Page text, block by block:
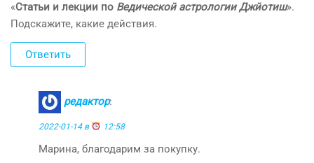
«Статьи и лекции по Ведической астрологии Джйотиш».
Подскажите, какие действия.
Ответить
редактор:
2022-01-14 в 12:58
Марина, благодарим за покупку.